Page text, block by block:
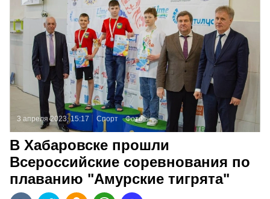
3 апреля 2023, 15:17 Спорт Фото:
В Хабаровске прошли
Всероссийские соревнования по
плаванию "Амурские тигрята"